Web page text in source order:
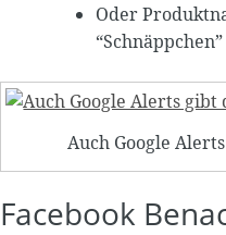
Oder
Auch Google
Facebook